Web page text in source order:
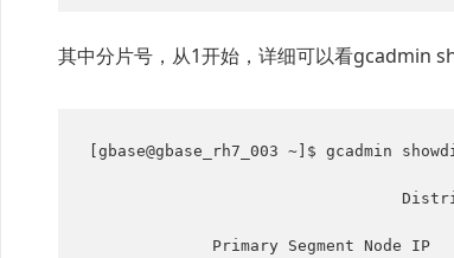
其中分片号，从1开始，详细可以看gcadmin
[gbase@gbase_rh7_003 ~]$ gcadmin